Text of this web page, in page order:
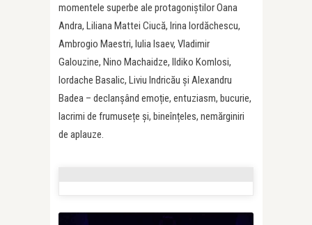
momentele superbe ale protagoniștilor Oana
Andra, Liliana Mattei Ciucă, Irina Iordăchescu,
Ambrogio Maestri, Iulia Isaev, Vladimir
Galouzine, Nino Machaidze, Ildiko Komlosi,
Iordache Basalic, Liviu Indricău și Alexandru
Badea – declanșând emoție, entuziasm, bucurie,
lacrimi de frumusețe și, bineînțeles, nemărginiri
de aplauze.